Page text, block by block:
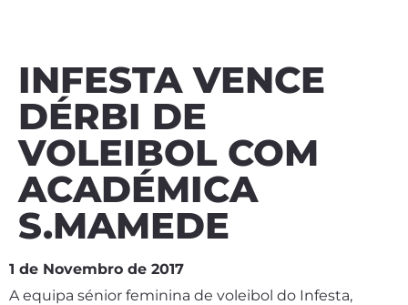
INFESTA VENCE
DÉRBI DE
VOLEIBOL COM
ACADÉMICA
S.MAMEDE
1 de Novembro de 2017
A equipa sénior feminina de voleibol do Infesta,